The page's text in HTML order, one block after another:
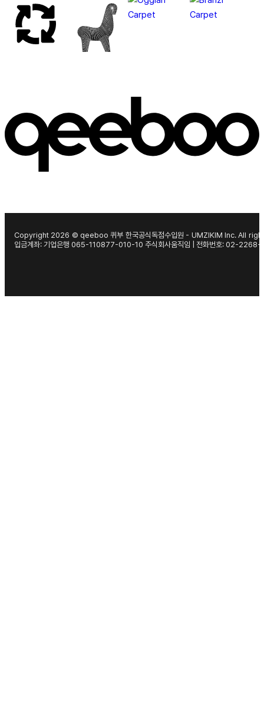
Copyright 2026 © qeeboo 퀴부 한국공식독점수입원 - UMZIKIM Inc. All
입금계좌: 기업은행 065-110877-010-10 주식회사움직임 | 전화번호: 02-2268-